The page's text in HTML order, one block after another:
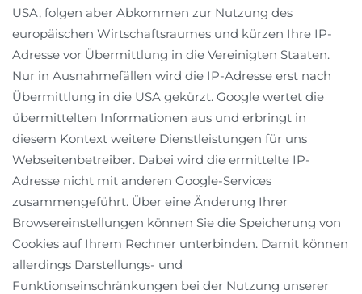
USA, folgen aber Abkommen zur Nutzung des
europäischen Wirtschaftsraumes und kürzen Ihre IP-
Adresse vor Übermittlung in die Vereinigten Staaten.
Nur in Ausnahmefällen wird die IP-Adresse erst nach
Übermittlung in die USA gekürzt. Google wertet die
übermittelten Informationen aus und erbringt in
diesem Kontext weitere Dienstleistungen für uns
Webseitenbetreiber. Dabei wird die ermittelte IP-
Adresse nicht mit anderen Google-Services
zusammengeführt. Über eine Änderung Ihrer
Browsereinstellungen können Sie die Speicherung von
Cookies auf Ihrem Rechner unterbinden. Damit können
allerdings Darstellungs- und
Funktionseinschränkungen bei der Nutzung unserer